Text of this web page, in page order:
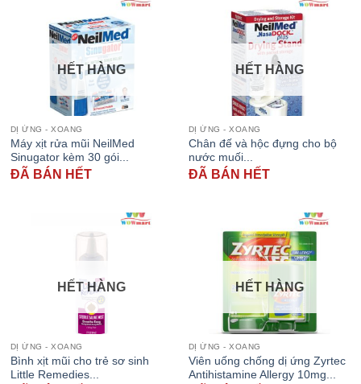
HẾT HÀNG
DỊ ỨNG - XOANG
Máy xịt rửa mũi NeilMed
Sinugator kèm 30 gói...
ĐÃ BÁN HẾT
HẾT HÀNG
DỊ ỨNG - XOANG
Chân đế và hộc đựng cho bộ
nước muối...
ĐÃ BÁN HẾT
HẾT HÀNG
DỊ ỨNG - XOANG
Bình xịt mũi cho trẻ sơ sinh
Little Remedies...
HẾT HÀNG
DỊ ỨNG - XOANG
Viên uống chống dị ứng Zyrtec
Antihistamine Allergy 10mg...